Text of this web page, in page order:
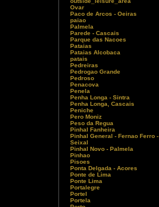
Ovar
Paco de Arcos - Oeiras
paiao
Palmela
Parede - Cascais
Parque das Nacoes
Pataias
Pataias Alcobaca
patais
Pedreiras
Pedrogao Grande
Pedroso
Penacova
Penela
Penha Longa - Sintra
Penha Longa, Cascais
Peniche
Pero Moniz
Peso da Regua
Pinhal Fanheira
Pinhal General - Fernao Ferro -
Seixal
Pinhal Novo - Palmela
Pinhao
Pisoes
Ponta Delgada - Acores
Ponte de Lima
Ponte Lima
Portalegre
Portel
Portela